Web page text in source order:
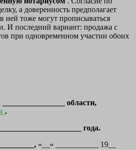
а доверенность предполагает
ней тоже могут прописываться
И последний вариант: продажа с
при одновременном участии обоих
области,
.
года.
«__» ___________ 19__